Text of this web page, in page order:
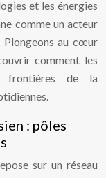
et les énergies
comme un acteur
Plongeons au cœur
comment les
frontières de la
: pôles
sur un réseau